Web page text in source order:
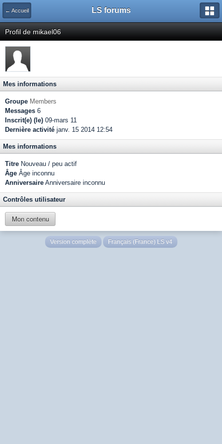
← Accueil LS forums
Profil de mikael06
Mes informations
Groupe Members
Messages 6
Inscrit(e) (le) 09-mars 11
Dernière activité janv. 15 2014 12:54
Mes informations
Titre Nouveau / peu actif
Âge Âge inconnu
Anniversaire Anniversaire inconnu
Contrôles utilisateur
Mon contenu
Version complète Français (France) LS v4